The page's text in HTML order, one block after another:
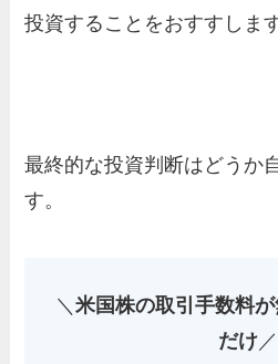
投資することをおすすします
最終的な投資判断はどうか
す。
＼ 米国株の取引手数料
だけ ／